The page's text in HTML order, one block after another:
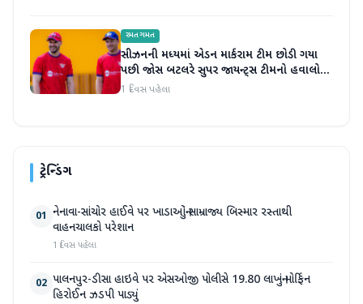
રમતગમત
સીઝનની મધ્યમાં એડન માર્કરામ ટીમ છોડી ગયા
પછી જોસ બટલરે સુપર જાયન્ટ્સ ટીમનો હવાલો
સંભાળ્યો
1 દિવસ પહેલા
ટ્રેન્ડિંગ
01 નેનાવા-સાંચોર હાઈવે પર ખાડાઓનું સામ્રાજ્ય બિસ્માર રસ્તાથી
વાહનચાલકો પરેશાન
1 દિવસ પહેલા
02 પાલનપુર-ડીસા હાઇવે પર એસઓજી પોલીસે 19.80 લાખનું મોર્ફિન
હિરોઈન ઝડપી પાડ્યું